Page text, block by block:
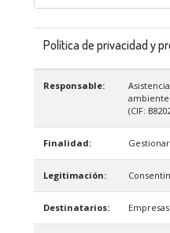
Política de privacidad y
Responsable:
(CIF:
Finalidad:
Legitimación:
Destinatarios: